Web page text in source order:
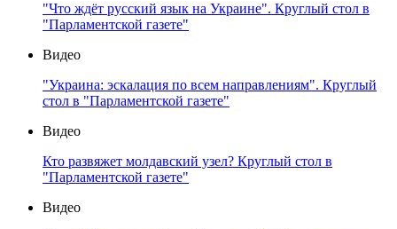
"Что ждёт русский язык на Украине". Круглый стол в
"Парламентской газете"
Видео
"Украина: эскалация по всем направлениям". Круглый
стол в "Парламентской газете"
Видео
Кто развяжет молдавский узел? Круглый стол в
"Парламентской газете"
Видео